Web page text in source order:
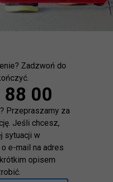
Zadzwoń do
00
Przepraszamy za
Jeśli chcesz,
sytuacji w
e-mail na adres
opisem